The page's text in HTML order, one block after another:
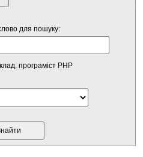
для пошуку:
програміст PHP